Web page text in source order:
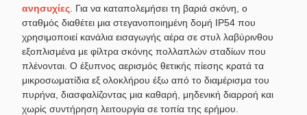
ανησυχίες . Για να καταπολεμήσει τη βαριά σκόνη, ο
σταθμός διαθέτει μια στεγανοποιημένη δομή IP54 που
χρησιμοποιεί κανάλια εισαγωγής αέρα σε στυλ λαβύρινθου
εξοπλισμένα με φίλτρα σκόνης πολλαπλών σταδίων που
πλένονται. Ο έξυπνος αερισμός θετικής πίεσης κρατά τα
μικροσωματίδια εξ ολοκλήρου έξω από το διαμέρισμα του
πυρήνα, διασφαλίζοντας μια καθαρή, μηδενική διαρροή και
χωρίς συντήρηση λειτουργία σε τοπία της ερήμου.